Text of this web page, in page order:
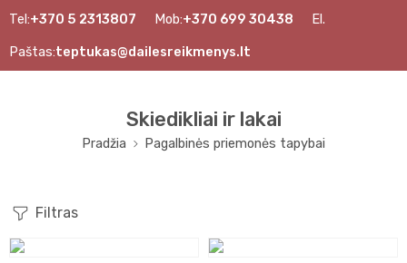
Tel:+370 5 2313807 Mob:+370 699 30438 El.
Paštas:teptukas@dailesreikmenys.lt
Skiedikliai ir lakai
Pradžia Pagalbinės priemonės tapybai
Filtras